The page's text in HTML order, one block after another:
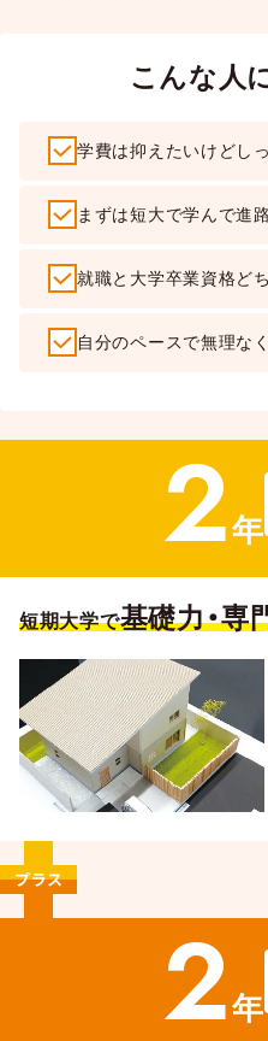
こんな人
学費は抑えたいけどし
まずは短大で学んで進
就職と大学卒業資格ど
自分のペースで無理な
2年
短期大学で基礎力・専
2年